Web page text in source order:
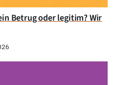
Betrug oder legitim? Wir